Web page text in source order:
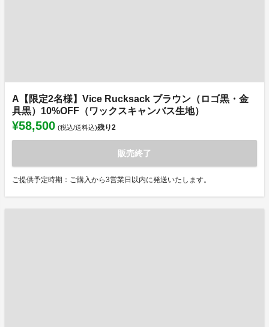
A【限定2名様】Vice Rucksack ブラウン（ロゴ黒・金
具黒）10%OFF（ワックスキャンバス生地）
¥58,500 (税込/送料込)残り2
販売終了
ご提供予定時期：ご購入から3営業日以内に発送いたします。